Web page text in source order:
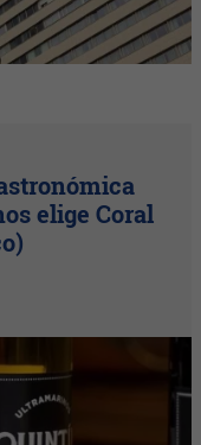
elige Coral